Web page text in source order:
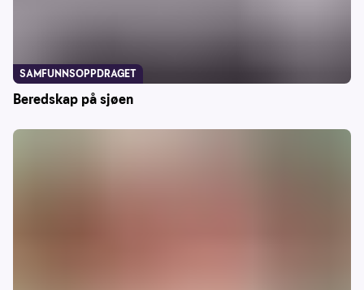
Beredskap på sjøen
SAMFUNNSOPPDRAGET